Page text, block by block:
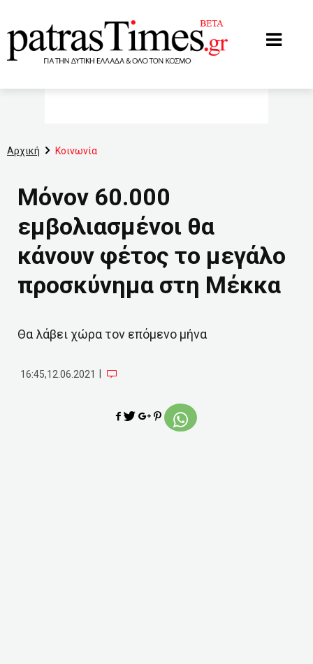
Αρχική Κοινωνία
Μόνον 60.000
εμβολιασμένοι θα
κάνουν φέτος το μεγάλο
προσκύνημα στη Μέκκα
Θα λάβει χώρα τον επόμενο μήνα
16:45,12.06.2021